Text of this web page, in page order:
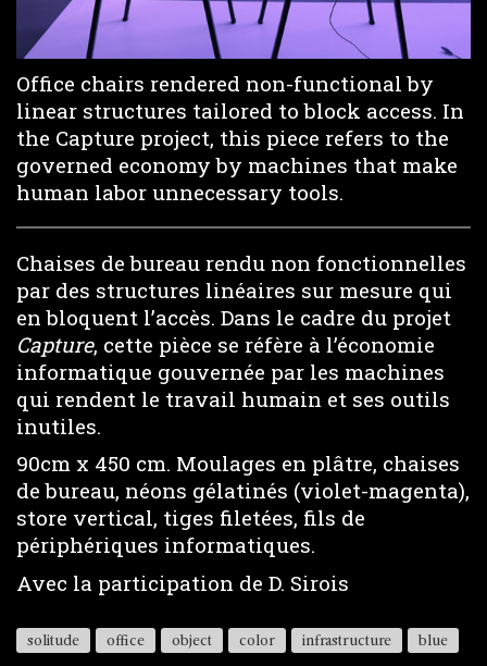
Office chairs rendered non-functional by
linear structures tailored to block access. In
the Capture project, this piece refers to the
governed economy by machines that make
human labor unnecessary tools.
Chaises de bureau rendu non fonctionnelles
par des structures linéaires sur mesure qui
en bloquent l’accès. Dans le cadre du projet
Capture, cette pièce se réfère à l’économie
informatique gouvernée par les machines
qui rendent le travail humain et ses outils
inutiles.
90cm x 450 cm. Moulages en plâtre, chaises
de bureau, néons gélatinés (violet-magenta),
store vertical, tiges filetées, fils de
périphériques informatiques.
Avec la participation de D. Sirois
solitude office object color infrastructure blue